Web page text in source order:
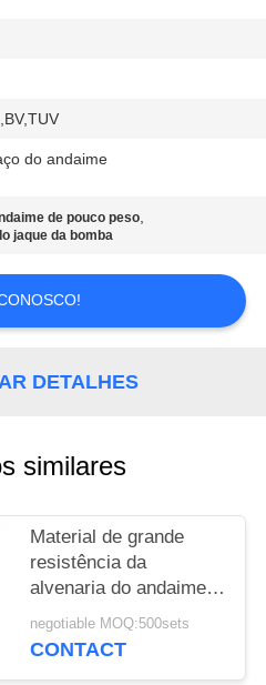
do andaime
de pouco peso,
jaque da bomba
DETALHES
similares
Material de grande
resistência da
alvenaria do andaime
do quadro do aço H
para a construção
negotiable MOQ:500sets
CONTACT